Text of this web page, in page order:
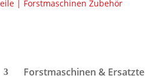
Forstmaschinen &